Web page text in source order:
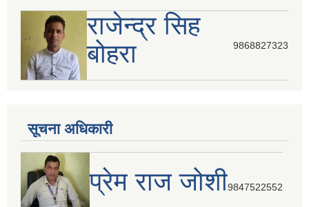
राजेन्द्र सिह
बोहरा
9868827323
सूचना अधिकारी
प्रेम राज जोशी9847522552